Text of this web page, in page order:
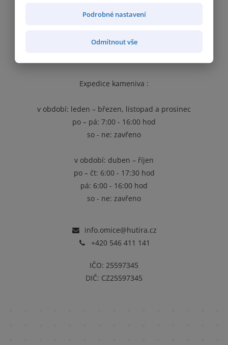
Kamenolom Omice
Expedice kameniva :
v období: leden – březen, listopad a prosinec
po – pá: 7:00 - 16:00 hod
so - ne: zavřeno
v období: duben – říjen
po – čt: 6:00 - 17:30 hod
pá: 6:00 - 16:00 hod
so - ne: zavřeno
info.omice@hutira.cz
+420 546 411 141
IČO: 25597345
DIČ: CZ25597345
Podrobné nastavení
Odmítnout vše